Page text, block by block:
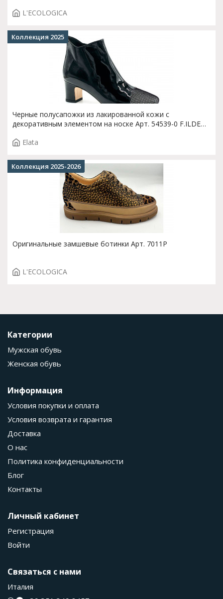
L'ECOLOGICA
Черные полусапожки из лакированной кожи с
декоративным элементом на носке Арт. 54539-0 F.ILDE
Elata
Коллекция 2025
Оригинальные замшевые ботинки Арт. 7011P
L'ECOLOGICA
Коллекция 2025-2026
Категории
Мужская обувь
Женская обувь
Информация
Условия покупки и оплата
Условия возврата и гарантия
Доставка
О нас
Политика конфиденциальности
Блог
Контакты
Личный кабинет
Регистрация
Войти
Связаться с нами
Италия